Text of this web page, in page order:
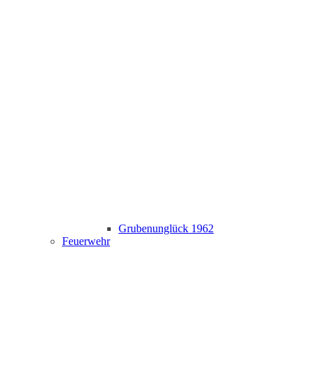
Grubenunglück 1962
Feuerwehr